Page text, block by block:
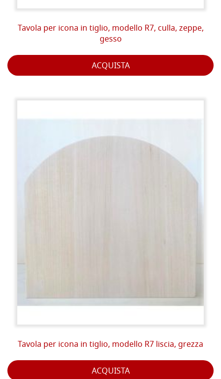
Tavola per icona in tiglio, modello R7, culla, zeppe,
gesso
ACQUISTA
Tavola per icona in tiglio, modello R7 liscia, grezza
ACQUISTA